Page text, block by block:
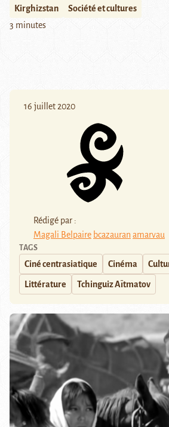
Kirghizstan
Société et cultures
3 minutes
16 juillet 2020
Rédigé par :
Magali Belpaire bcazauran amarvau
TAGS
Ciné centrasiatique Cinéma
Littérature Tchinguiz Aïtmatov